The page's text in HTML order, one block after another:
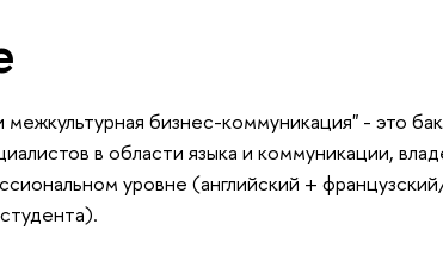
бизнес-коммуникация" - это
в области языка и коммуникации,
уровне (английский +